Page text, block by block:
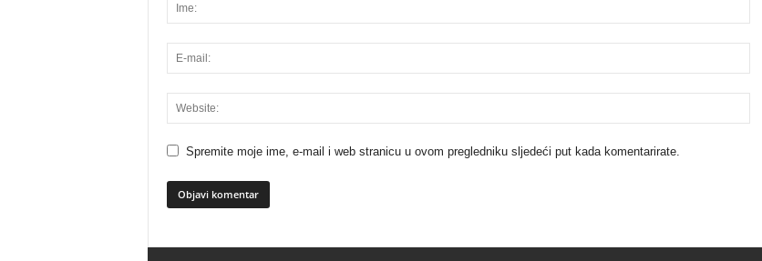
Spremite moje ime, e-mail i web stranicu u ovom pregledniku sljedeći put kada komentarirate.